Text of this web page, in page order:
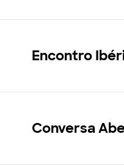
Encontro
Conversa